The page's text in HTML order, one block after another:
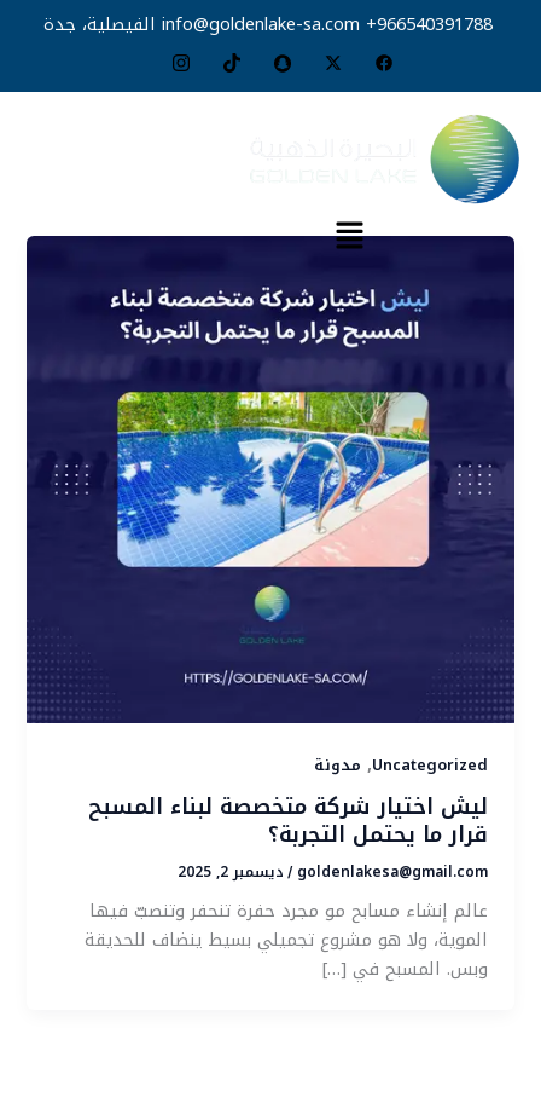
966540391788+
info@goldenlake-sa.com الفيصلية، جدة
القائمة
Uncategorized
, مدونة
ليش اختيار شركة متخصصة لبناء المسبح
قرار ما يحتمل التجربة؟
goldenlakesa@gmail.com
/ ديسمبر 2, 2025
عالم إنشاء مسابح مو مجرد حفرة تنحفر وتنصبّ فيها
الموية، ولا هو مشروع تجميلي بسيط ينضاف للحديقة
وبس. المسبح في […]